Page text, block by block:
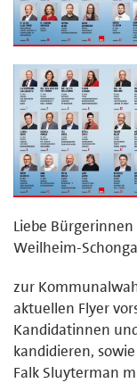
Liebe
Weilheim-
zur
aktuellen Flyer
Kandidatinnen
kandidieren,
Falk Sluyterman